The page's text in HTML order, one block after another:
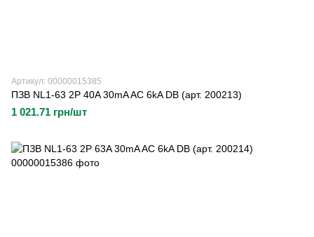
Артикул: 00000015385
ПЗВ NL1-63 2P 40A 30mA AC 6kA DB (арт. 200213)
1 021.71 грн/шт